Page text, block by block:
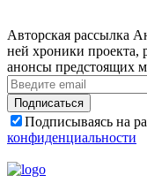
Авторская рассылка
ней хроники проекта,
анонсы предстоящих
Подписаться
Подписываясь на
конфиденциальности